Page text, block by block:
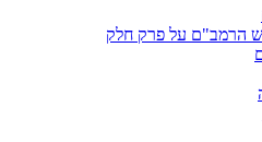
הרמב"ם על פרק חלק